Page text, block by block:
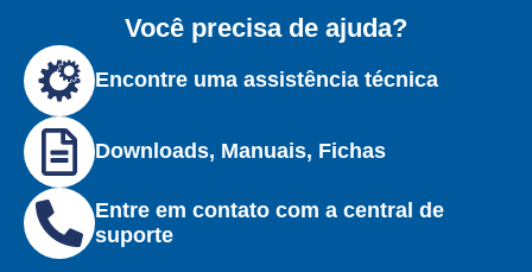
Você precisa de ajuda?
Encontre uma assistência técnica
Downloads, Manuais, Fichas
Entre em contato com a central de
suporte